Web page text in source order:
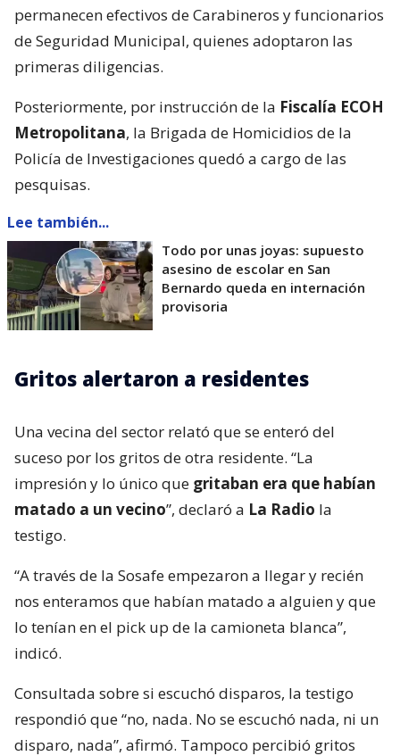
permanecen efectivos de Carabineros y funcionarios
de Seguridad Municipal, quienes adoptaron las
primeras diligencias.
Posteriormente, por instrucción de la Fiscalía ECOH
Metropolitana, la Brigada de Homicidios de la
Policía de Investigaciones quedó a cargo de las
pesquisas.
Lee también...
Todo por unas joyas: supuesto
asesino de escolar en San
Bernardo queda en internación
provisoria
Gritos alertaron a residentes
Una vecina del sector relató que se enteró del
suceso por los gritos de otra residente. “La
impresión y lo único que gritaban era que habían
matado a un vecino”, declaró a La Radio la
testigo.
“A través de la Sosafe empezaron a llegar y recién
nos enteramos que habían matado a alguien y que
lo tenían en el pick up de la camioneta blanca”,
indicó.
Consultada sobre si escuchó disparos, la testigo
respondió que “no, nada. No se escuchó nada, ni un
disparo, nada”, afirmó. Tampoco percibió gritos